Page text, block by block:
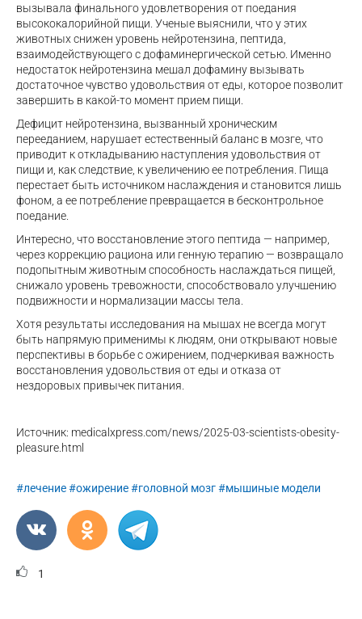
вызывала финального удовлетворения от поедания
высококалорийной пищи. Ученые выяснили, что у этих
животных снижен уровень нейротензина, пептида,
взаимодействующего с дофаминергической сетью. Именно
недостаток нейротензина мешал дофамину вызывать
достаточное чувство удовольствия от еды, которое позволит
завершить в какой-то момент прием пищи.
Дефицит нейротензина, вызванный хроническим
перееданием, нарушает естественный баланс в мозге, что
приводит к откладыванию наступления удовольствия от
пищи и, как следствие, к увеличению ее потребления. Пища
перестает быть источником наслаждения и становится лишь
фоном, а ее потребление превращается в бесконтрольное
поедание.
Интересно, что восстановление этого пептида — например,
через коррекцию рациона или генную терапию — возвращало
подопытным животным способность наслаждаться пищей,
снижало уровень тревожности, способствовало улучшению
подвижности и нормализации массы тела.
Хотя результаты исследования на мышах не всегда могут
быть напрямую применимы к людям, они открывают новые
перспективы в борьбе с ожирением, подчеркивая важность
восстановления удовольствия от еды и отказа от
нездоровых привычек питания.
Источник: medicalxpress.com/news/2025-03-scientists-obesity-
pleasure.html
#лечение#ожирение#головной мозг#мышиные модели
1